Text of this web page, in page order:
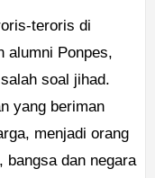
teroris di
alumni Ponpes,
soal jihad.
yang beriman
menjadi orang
bangsa dan negara